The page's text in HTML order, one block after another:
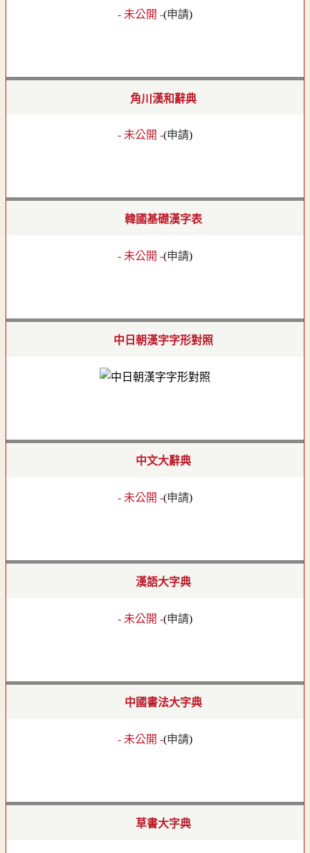
- 未公開 -(申請)
角川漢和辭典
- 未公開 -(申請)
韓國基礎漢字表
- 未公開 -(申請)
中日朝漢字字形對照
中文大辭典
- 未公開 -(申請)
漢語大字典
- 未公開 -(申請)
中國書法大字典
- 未公開 -(申請)
草書大字典